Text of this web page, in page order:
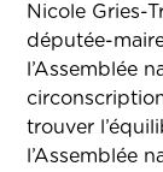
Nicole Gries-
députée-
l’Assemblée
trouver
l’Assemblée